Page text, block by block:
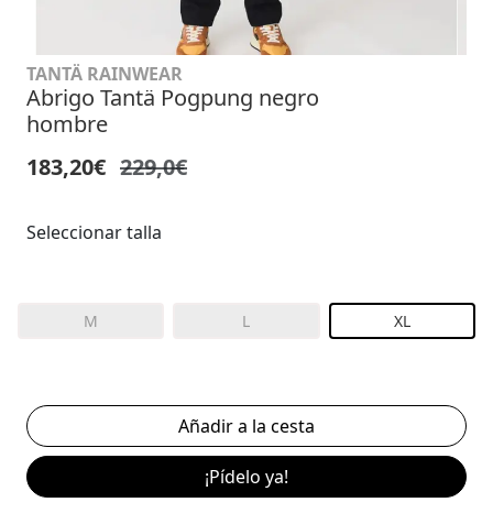
TANTÄ RAINWEAR
Abrigo Tantä Pogpung negro
hombre
183,20€ 229,0€
Seleccionar talla
M L XL
¡Pídelo ya!